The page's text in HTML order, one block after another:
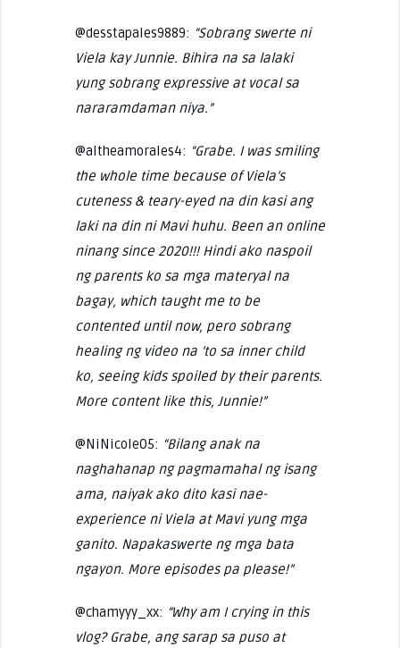
@desstapales9889: “Sobrang swerte ni
Viela kay Junnie. Bihira na sa lalaki
yung sobrang expressive at vocal sa
nararamdaman niya.”
@altheamorales4: “Grabe. I was smiling
the whole time because of Viela’s
cuteness & teary-eyed na din kasi ang
laki na din ni Mavi huhu. Been an online
ninang since 2020!!! Hindi ako naspoil
ng parents ko sa mga materyal na
bagay, which taught me to be
contented until now, pero sobrang
healing ng video na ’to sa inner child
ko, seeing kids spoiled by their parents.
More content like this, Junnie!”
@NiNicole05: “Bilang anak na
naghahanap ng pagmamahal ng isang
ama, naiyak ako dito kasi nae-
experience ni Viela at Mavi yung mga
ganito. Napakaswerte ng mga bata
ngayon. More episodes pa please!”
@chamyyy_xx: “Why am I crying in this
vlog? Grabe, ang sarap sa puso at